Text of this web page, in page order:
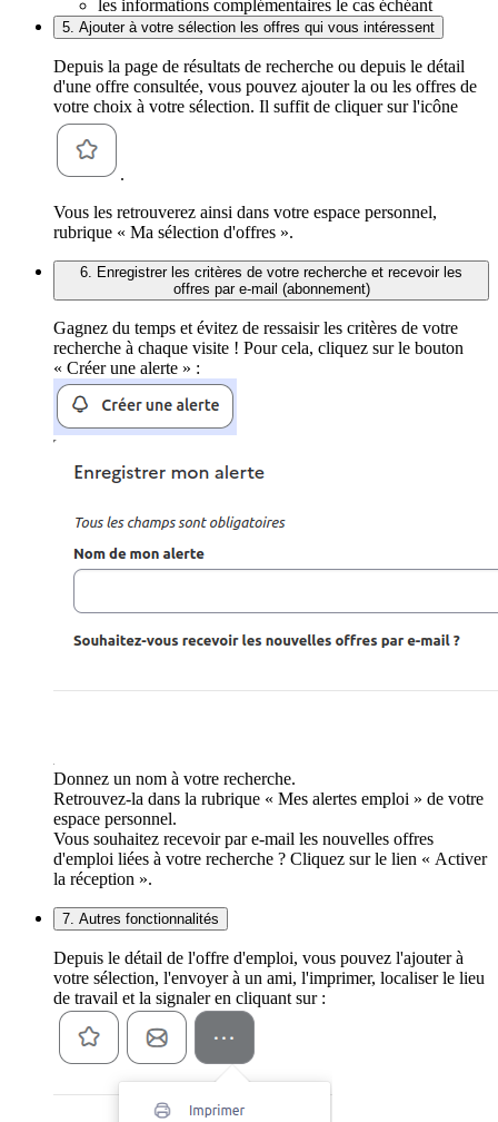
les informations complémentaires le cas échéant
5. Ajouter à votre sélection les offres qui vous intéressent
Depuis la page de résultats de recherche ou depuis le détail
d'une offre consultée, vous pouvez ajouter la ou les offres de
votre choix à votre sélection. Il suffit de cliquer sur l'icône
.
Vous les retrouverez ainsi dans votre espace personnel,
rubrique « Ma sélection d'offres ».
6. Enregistrer les critères de votre recherche et recevoir les
offres par e-mail (abonnement)
Gagnez du temps et évitez de ressaisir les critères de votre
recherche à chaque visite ! Pour cela, cliquez sur le bouton
« Créer une alerte » :
Donnez un nom à votre recherche.
Retrouvez-la dans la rubrique « Mes alertes emploi » de votre
espace personnel.
Vous souhaitez recevoir par e-mail les nouvelles offres
d'emploi liées à votre recherche ? Cliquez sur le lien « Activer
la réception ».
7. Autres fonctionnalités
Depuis le détail de l'offre d'emploi, vous pouvez l'ajouter à
votre sélection, l'envoyer à un ami, l'imprimer, localiser le lieu
de travail et la signaler en cliquant sur :